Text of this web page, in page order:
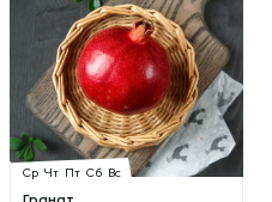
Ср Чт Пт Сб Вс
Гранат